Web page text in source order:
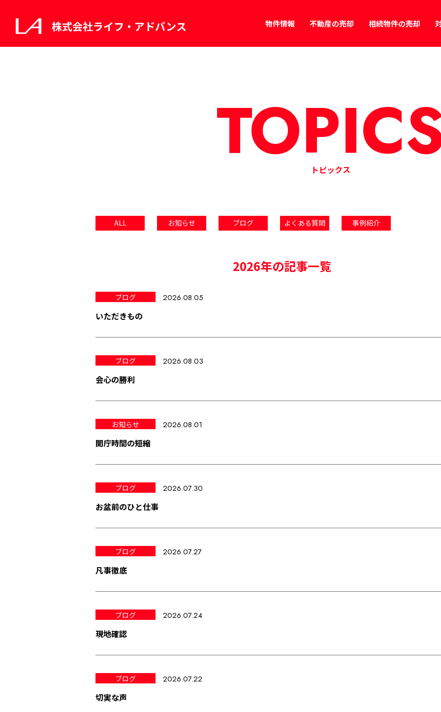
株式会社ライフ・アドバンス 物件情報 不動産の売却 相続物件の売却
トピックス
ALL お知らせ ブログ よくある質問 事例紹介
2026年の記事一覧
ブログ 2026.08.05
いただきもの
ブログ 2026.08.03
会心の勝利
お知らせ 2026.08.01
開庁時間の短縮
ブログ 2026.07.30
お盆前のひと仕事
ブログ 2026.07.27
凡事徹底
ブログ 2026.07.24
現地確認
ブログ 2026.07.22
切実な声